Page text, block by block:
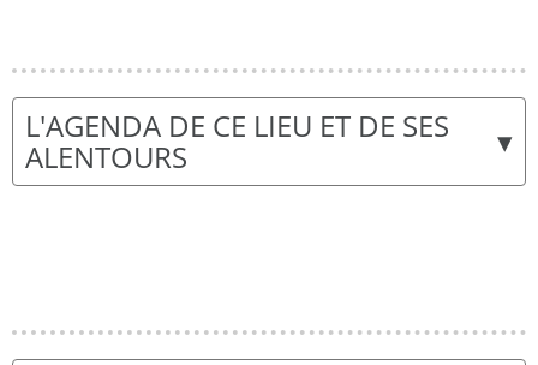
▾
L'AGENDA DE CE LIEU ET DE SES
ALENTOURS